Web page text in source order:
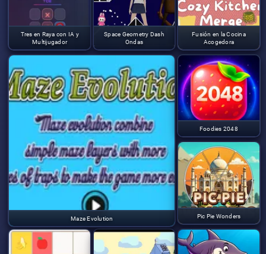
Tres en Raya con IA y
Multijugador
Space Geometry Dash
Ondas
Maze Evolution
Fusión en la Cocina
Acogedora
Foodies 2048
Pic Pie Wonders